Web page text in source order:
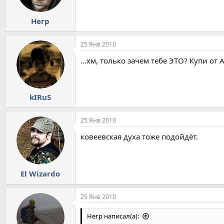
Негр
kIRuS
25 Янв 2010
...хм, только зачем тебе ЭТО? Купи от
El Wizardo
25 Янв 2010
ковеевская духа тоже подойдёт.
25 Янв 2010
Негр написал(а):